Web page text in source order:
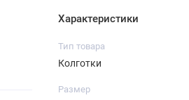
Характеристики
Тип товара
Колготки
Размер